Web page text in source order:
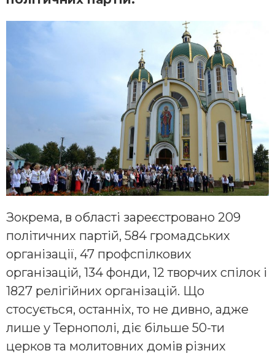
Зокрема, в області зареєстровано 209
політичних партій, 584 громадських
організації, 47 профспілкових
організацій, 134 фонди, 12 творчих спілок і
1827 релігійних організацій. Що
стосується, останніх, то не дивно, адже
лише у Тернополі, діє більше 50-ти
церков та молитовних домів різних